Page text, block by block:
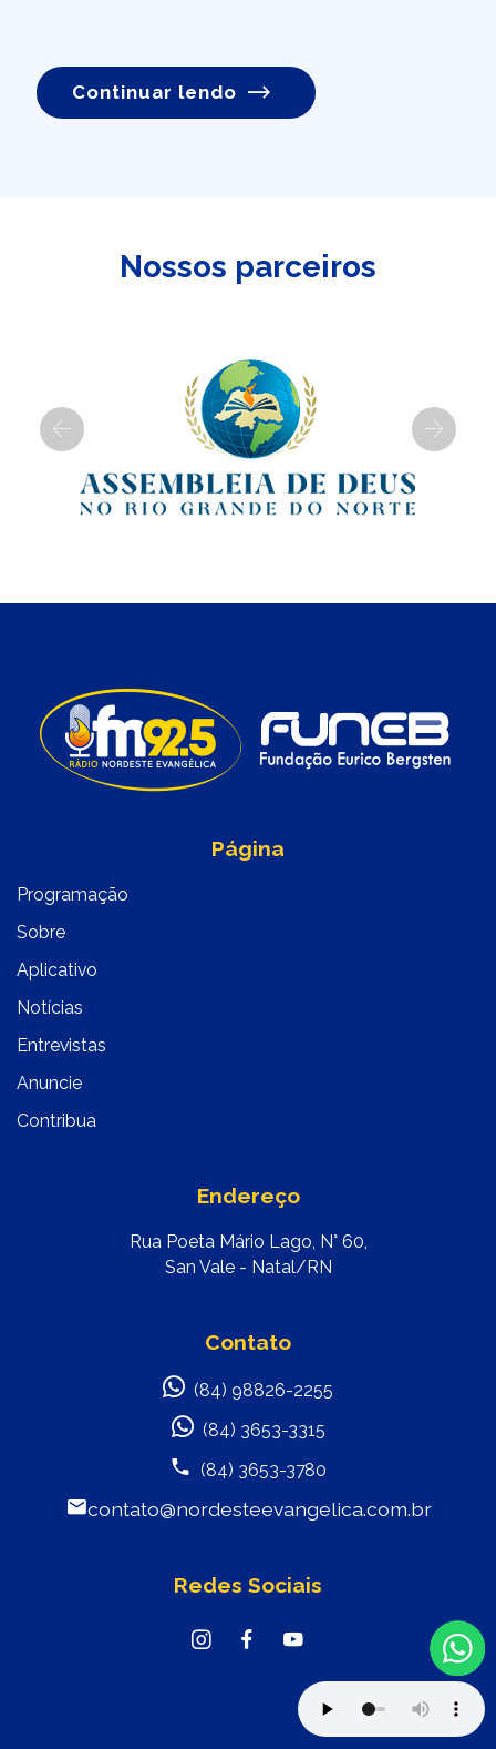
Continuar lendo
Nossos parceiros
Previous Next
Página
Programação
Sobre
Aplicativo
Notícias
Entrevistas
Anuncie
Contribua
Endereço
Rua Poeta Mário Lago, N° 60,
San Vale - Natal/RN
Contato
(84) 98826-2255
(84) 3653-3315
(84) 3653-3780
contato@nordesteevangelica.com.br
Redes Sociais